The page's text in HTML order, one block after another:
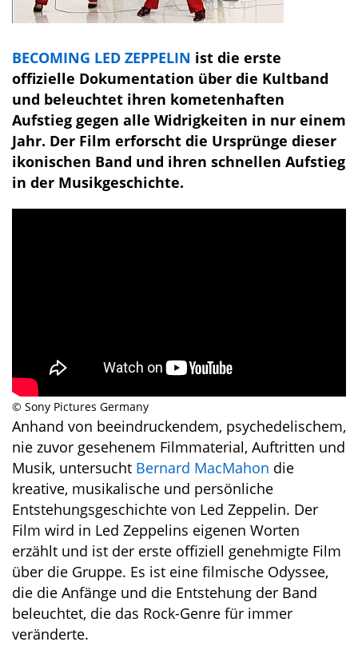
BECOMING LED ZEPPELIN ist die erste
offizielle Dokumentation über die Kultband
und beleuchtet ihren kometenhaften
Aufstieg gegen alle Widrigkeiten in nur einem
Jahr. Der Film erforscht die Ursprünge dieser
ikonischen Band und ihren schnellen Aufstieg
in der Musikgeschichte.
© Sony Pictures Germany
Anhand von beeindruckendem, psychedelischem,
nie zuvor gesehenem Filmmaterial, Auftritten und
Musik, untersucht Bernard MacMahon die
kreative, musikalische und persönliche
Entstehungsgeschichte von Led Zeppelin. Der
Film wird in Led Zeppelins eigenen Worten
erzählt und ist der erste offiziell genehmigte Film
über die Gruppe. Es ist eine filmische Odyssee,
die die Anfänge und die Entstehung der Band
beleuchtet, die das Rock-Genre für immer
veränderte.